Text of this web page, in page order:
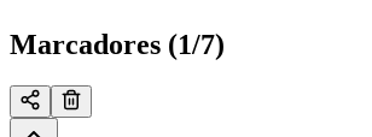
Marcadores (1/7)